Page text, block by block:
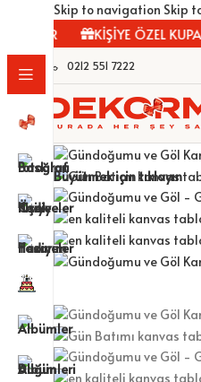
Skip to navigation Skip
KİŞİYE ÖZEL KUPA
0212 551 7222
Büyütmek için tıklayın